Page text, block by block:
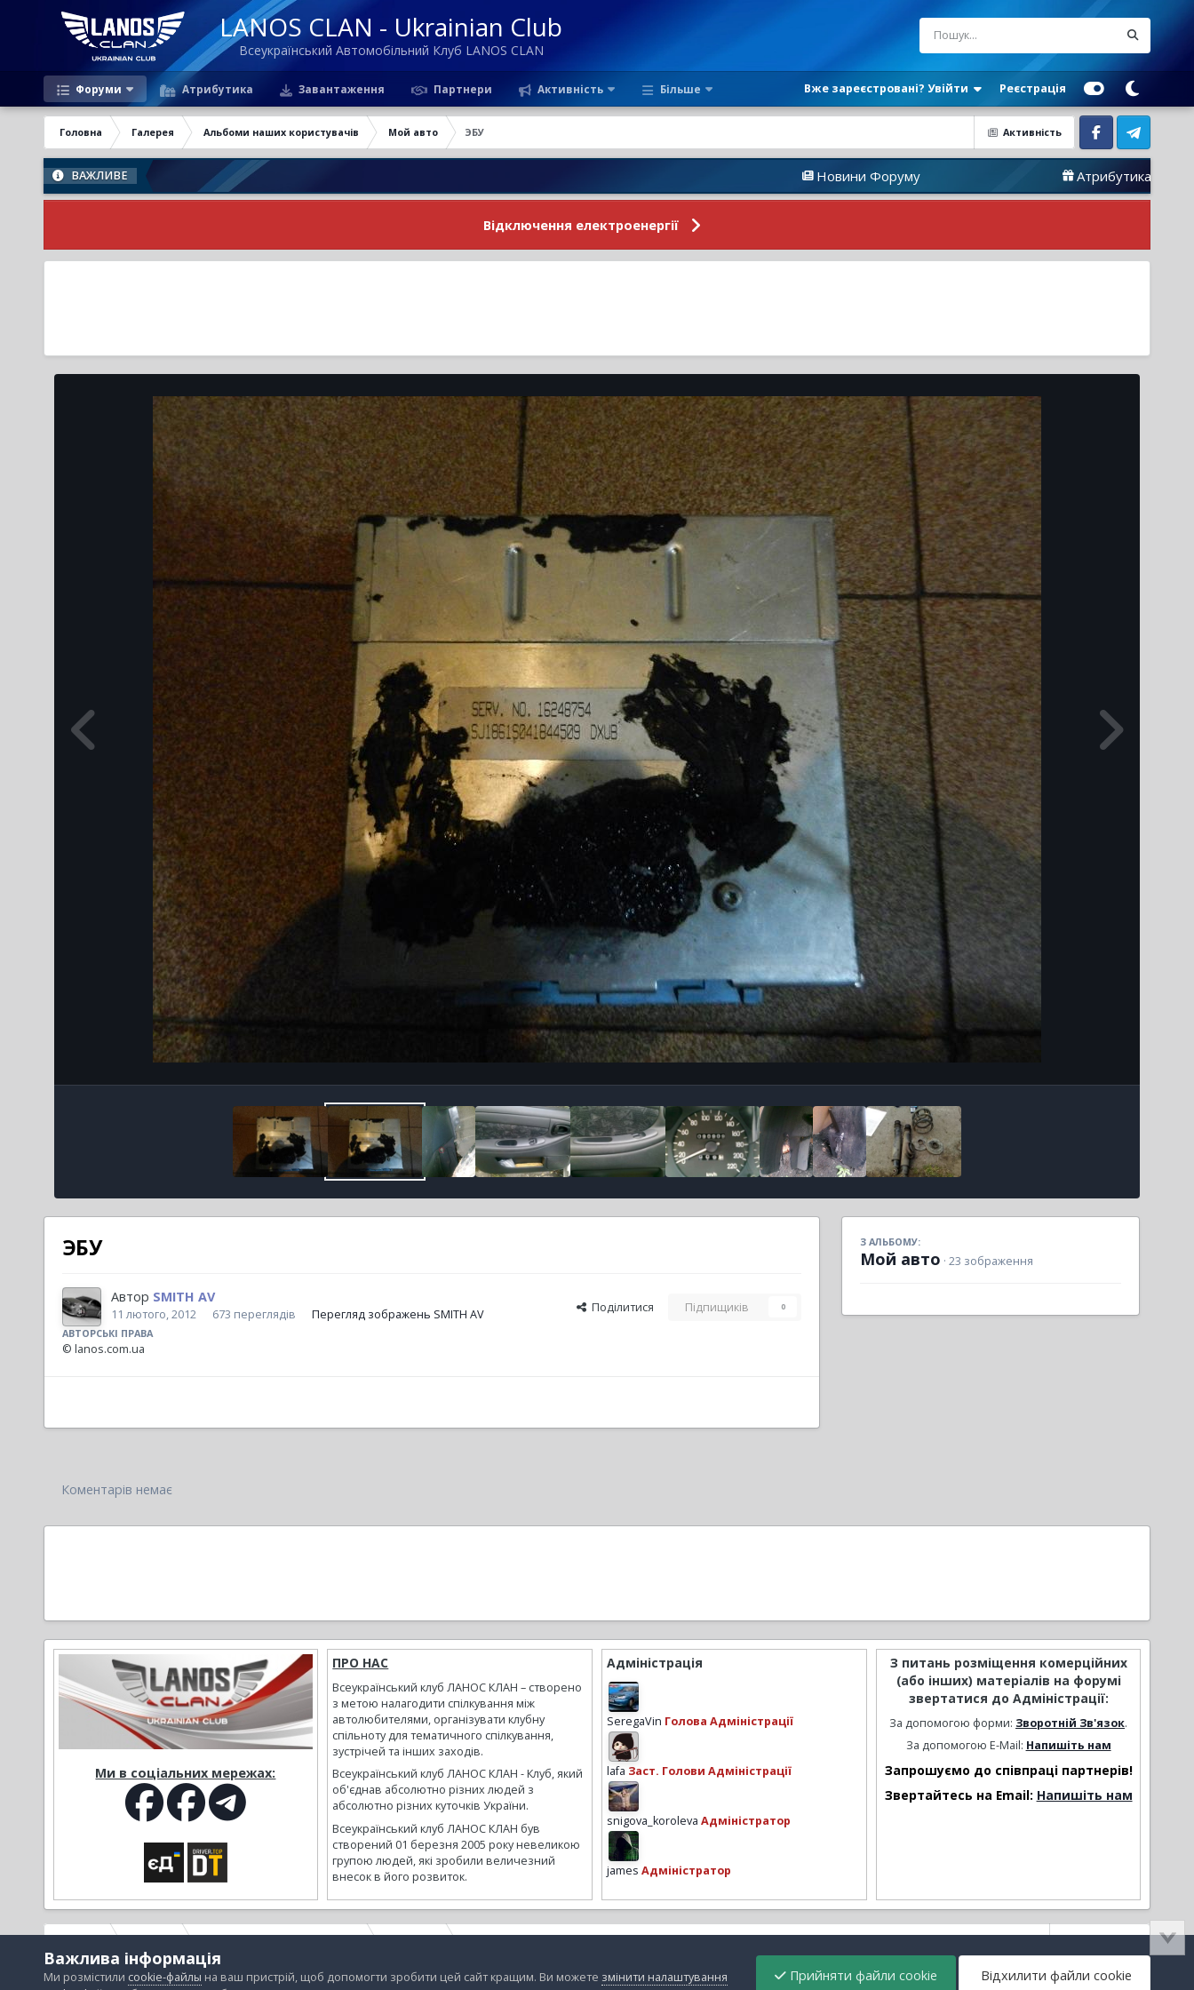
LANOS CLAN - Ukrainian Club
Всеукраїнський Автомобільний Клуб LANOS CLAN
Форуми Атрибутика Завантаження Партнери Активність Більше Вже зареєстровані? Увійти Реєстрація
Активність
Головна Галерея Альбоми наших користувачів Мой авто ЭБУ
Facebook Telegram
ВАЖЛИВЕ Новини Форуму Атрибутика
Відключення електроенергії
ЭБУ
Автор SMITH AV
11 лютого, 2012 673 переглядів Перегляд зображень SMITH AV Поділитися Підпищиків 0
АВТОРСЬКІ ПРАВА
© lanos.com.ua
З АЛЬБОМУ:
Мой авто · 23 зображення
Коментарів немає
Ми в соціальних мережах:
ПРО НАС
Всеукраїнський клуб ЛАНОС КЛАН – створено
з метою налагодити спілкування між
автолюбителями, організувати клубну
спільноту для тематичного спілкування,
зустрічей та інших заходів.
Всеукраїнський клуб ЛАНОС КЛАН - Клуб, який
об'єднав абсолютно різних людей з
абсолютно різних куточків України.
Всеукраїнський клуб ЛАНОС КЛАН був
створений 01 березня 2005 року невеликою
групою людей, які зробили величезний
внесок в його розвиток.
Адміністрація
SeregaVin Голова Адміністрації
lafa Заст. Голови Адміністрації
snigova_koroleva Адміністратор
james Адміністратор
З питань розміщення комерційних
(або інших) матеріалів на форумі
звертатися до Адміністрації:
За допомогою форми: Зворотній Зв'язок.
За допомогою E-Mail: Напишіть нам
Запрошуємо до співпраці партнерів!
Звертайтесь на Email: Напишіть нам
Важлива інформація
Ми розмістили cookie-файлы на ваш пристрій, щоб допомогти зробити цей сайт кращим. Ви можете змінити налаштування
Прийняти файли cookie Відхилити файли cookie